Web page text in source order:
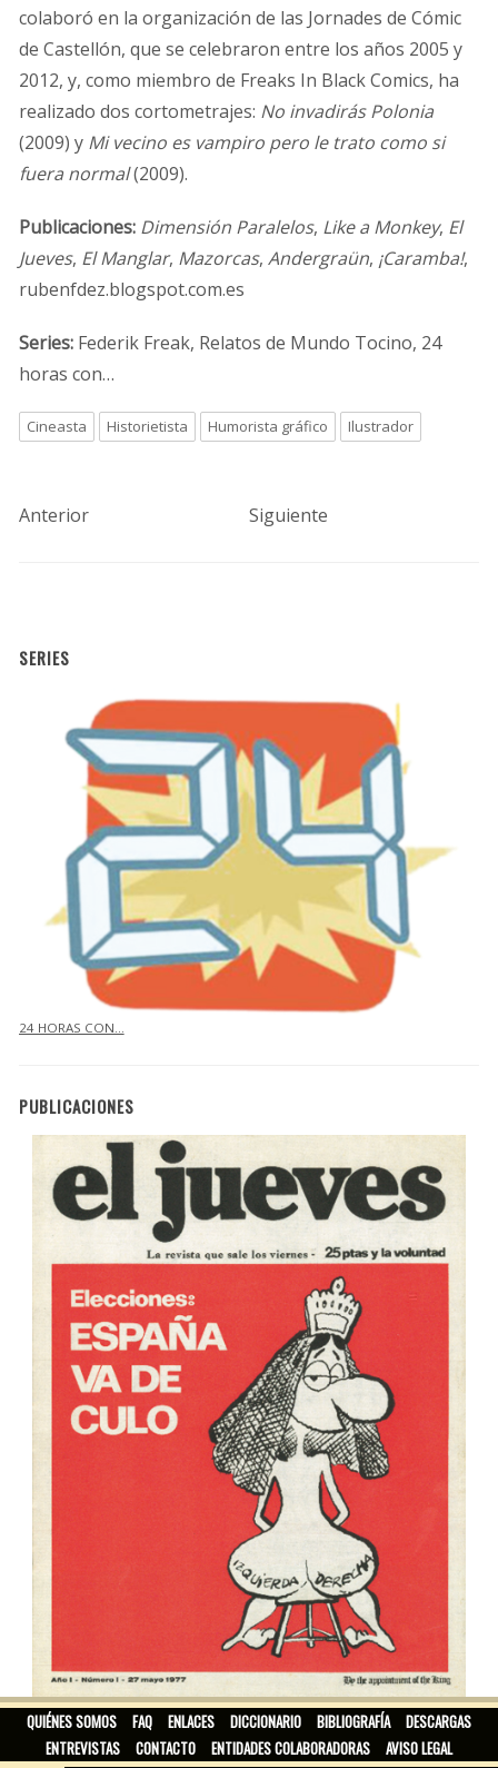
colaboró en la organización de las Jornades de Cómic
de Castellón, que se celebraron entre los años 2005 y
2012, y, como miembro de Freaks In Black Comics, ha
realizado dos cortometrajes: No invadirás Polonia
(2009) y Mi vecino es vampiro pero le trato como si
fuera normal(2009).
Publicaciones: Dimensión Paralelos, Like a Monkey, El
Jueves, El Manglar, Mazorcas, Andergraün, ¡Caramba!,
rubenfdez.blogspot.com.es
Series:Federik Freak, Relatos de Mundo Tocino, 24
horas con…
Cineasta Historietista Humorista gráfico Ilustrador
Anterior Siguiente
SERIES
24 HORAS CON…
PUBLICACIONES
EL JUEVES
QUIÉNES SOMOS FAQ ENLACES DICCIONARIO BIBLIOGRAFÍA
DESCARGAS
ENTREVISTAS
CONTACTO ENTIDADES COLABORADORAS AVISO LEGAL